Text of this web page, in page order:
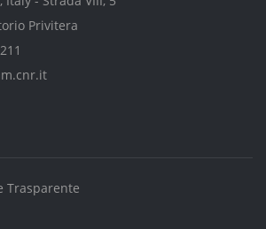
Privitera
Trasparente